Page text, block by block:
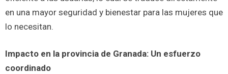
en una mayor seguridad y bienestar para las mujeres que
lo necesitan.
Impacto en la provincia de Granada: Un esfuerzo
coordinado